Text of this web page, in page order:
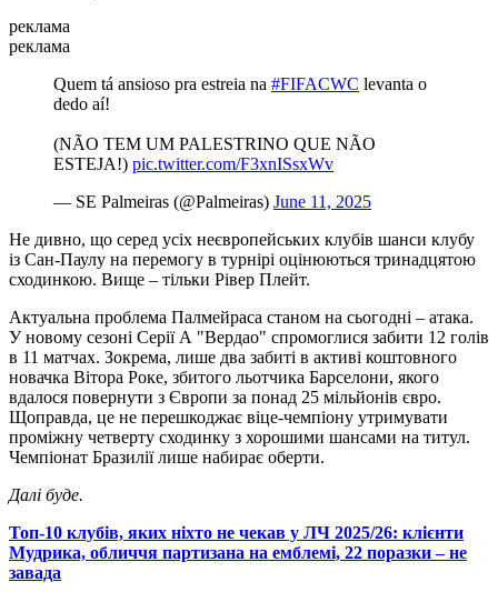
реклама
реклама
Quem tá ansioso pra estreia na #FIFACWC levanta o
dedo aí!
(NÃO TEM UM PALESTRINO QUE NÃO
ESTEJA!) pic.twitter.com/F3xnISsxWv
— SE Palmeiras (@Palmeiras) June 11, 2025
Не дивно, що серед усіх неєвропейських клубів шанси клубу
із Сан-Паулу на перемогу в турнірі оцінюються тринадцятою
сходинкою. Вище – тільки Рівер Плейт.
Актуальна проблема Палмейраса станом на сьогодні – атака.
У новому сезоні Серії А "Вердао" спромоглися забити 12 голів
в 11 матчах. Зокрема, лише два забиті в активі коштовного
новачка Вітора Роке, збитого льотчика Барселони, якого
вдалося повернути з Європи за понад 25 мільйонів євро.
Щоправда, це не перешкоджає віце-чемпіону утримувати
проміжну четверту сходинку з хорошими шансами на титул.
Чемпіонат Бразилії лише набирає оберти.
Далі буде.
Топ-10 клубів, яких ніхто не чекав у ЛЧ 2025/26: клієнти
Мудрика, обличчя партизана на емблемі, 22 поразки – не
завада